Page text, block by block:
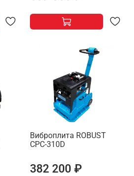
Виброплита ROBUST
CPC-310D
382 200 ₽